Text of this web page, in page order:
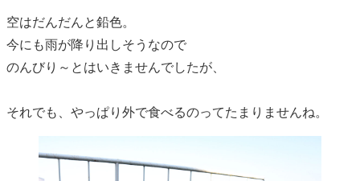
空はだんだんと鉛色。
今にも雨が降り出しそうなので
のんびり～とはいきませんでしたが、
それでも、やっぱり外で食べるのってたまりませんね。